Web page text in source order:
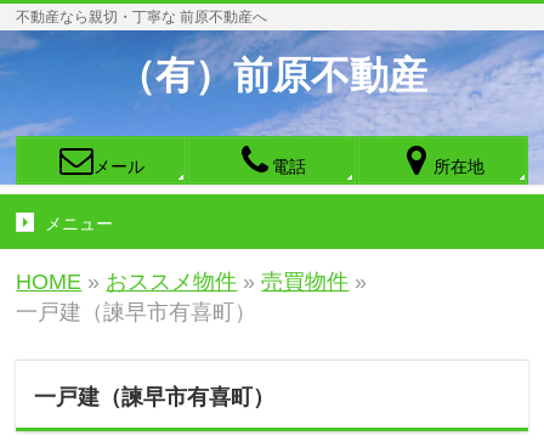
不動産なら親切・丁寧な 前原不動産へ
（有）前原不動産
メール 電話 所在地
メニュー
HOME » おススメ物件 » 売買物件 »
一戸建（諫早市有喜町）
一戸建（諫早市有喜町）